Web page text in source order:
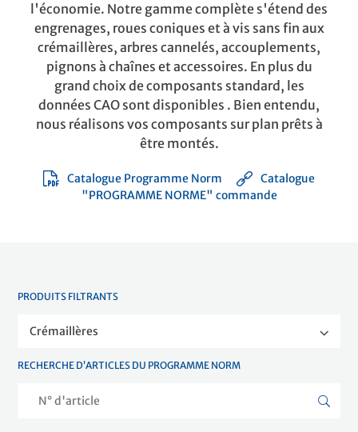
l'économie. Notre gamme complète s'étend des
engrenages, roues coniques et à vis sans fin aux
crémaillères, arbres cannelés, accouplements,
pignons à chaînes et accessoires. En plus du
grand choix de composants standard, les
données CAO sont disponibles . Bien entendu,
nous réalisons vos composants sur plan prêts à
être montés.
Catalogue Programme Norm
Catalogue
"PROGRAMME NORME" commande
PRODUITS FILTRANTS
Crémaillères
RECHERCHE D’ARTICLES DU PROGRAMME NORM